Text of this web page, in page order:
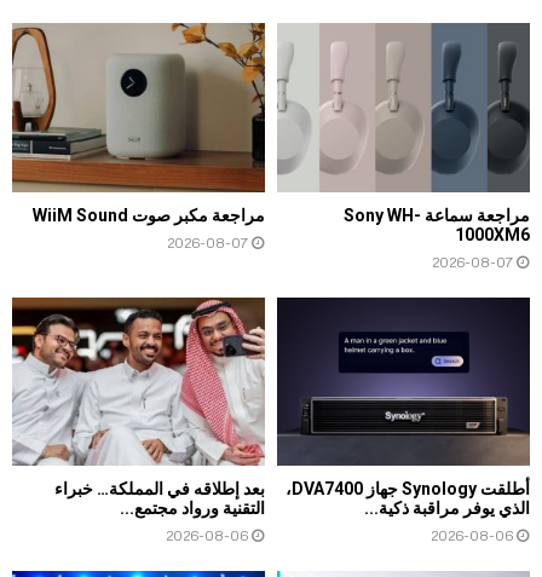
مراجعة سماعة Sony WH-
1000XM6
2026-08-07
مراجعة مكبر صوت WiiM Sound
2026-08-07
أطلقت Synology جهاز DVA7400،
الذي يوفر مراقبة ذكية...
2026-08-06
بعد إطلاقه في المملكة… خبراء
التقنية ورواد مجتمع...
2026-08-06